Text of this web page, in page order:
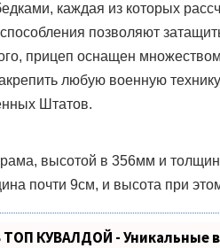
каждая из которых
позволяют
прицеп оснащен
любую военную
Штатов.
высотой в 356мм и
почти 9см, и высота при
ТОП КУВАЛДОЙ - Уникальные